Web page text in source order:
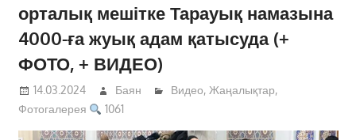
орталық мешітке Тарауық намазына
4000-ға жуық адам қатысуда (+
ФОТО, + ВИДЕО)
14.03.2024 Баян Видео, Жаңалықтар,
Фотогалерея
1061